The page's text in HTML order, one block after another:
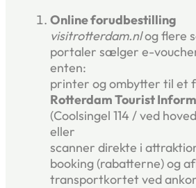
Online forudbestilling
visitrotterdam.nlog flere
portaler sælger e-
enten:
printer og ombytter til et
Rotterdam Tourist
(Coolsingel 114 / ved
eller
scanner direkte i
booking (rabatterne) og
transportkortet ved